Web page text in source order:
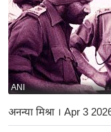
र्रा
ष्ट्री
य
बि
ज़
ANI
अनन्या मिश्रा । Apr 3